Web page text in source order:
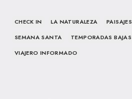
CHECK IN LA NATURALEZA PAISAJES
SEMANA SANTA
TEMPORADAS BAJAS
VIAJERO INFORMADO